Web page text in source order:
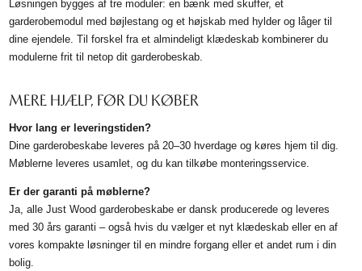
Løsningen bygges af tre moduler: en bænk med skuffer, et
garderobemodul med bøjlestang og et højskab med hylder og låger til
dine ejendele. Til forskel fra et almindeligt klædeskab kombinerer du
modulerne frit til netop dit garderobeskab.
MERE HJÆLP, FØR DU KØBER
Hvor lang er leveringstiden?
Dine garderobeskabe leveres på 20–30 hverdage og køres hjem til dig.
Møblerne leveres usamlet, og du kan tilkøbe monteringsservice.
Er der garanti på møblerne?
Ja, alle Just Wood garderobeskabe er dansk producerede og leveres
med 30 års garanti – også hvis du vælger et nyt klædeskab eller en af
vores kompakte løsninger til en mindre forgang eller et andet rum i din
bolig.